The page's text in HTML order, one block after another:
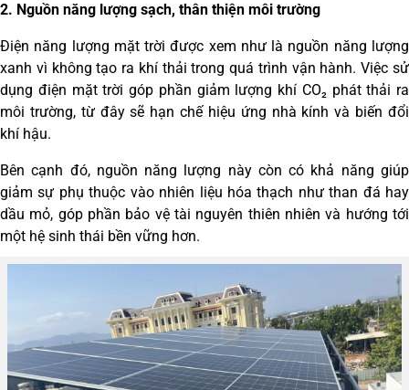
2. Nguồn năng lượng sạch, thân thiện môi trường
Điện năng lượng mặt trời được xem như là nguồn năng lượng
xanh vì không tạo ra khí thải trong quá trình vận hành. Việc sử
dụng điện mặt trời góp phần giảm lượng khí CO₂ phát thải ra
môi trường, từ đây sẽ hạn chế hiệu ứng nhà kính và biến đổi
khí hậu.
Bên cạnh đó, nguồn năng lượng này còn có khả năng giúp
giảm sự phụ thuộc vào nhiên liệu hóa thạch như than đá hay
dầu mỏ, góp phần bảo vệ tài nguyên thiên nhiên và hướng tới
một hệ sinh thái bền vững hơn.